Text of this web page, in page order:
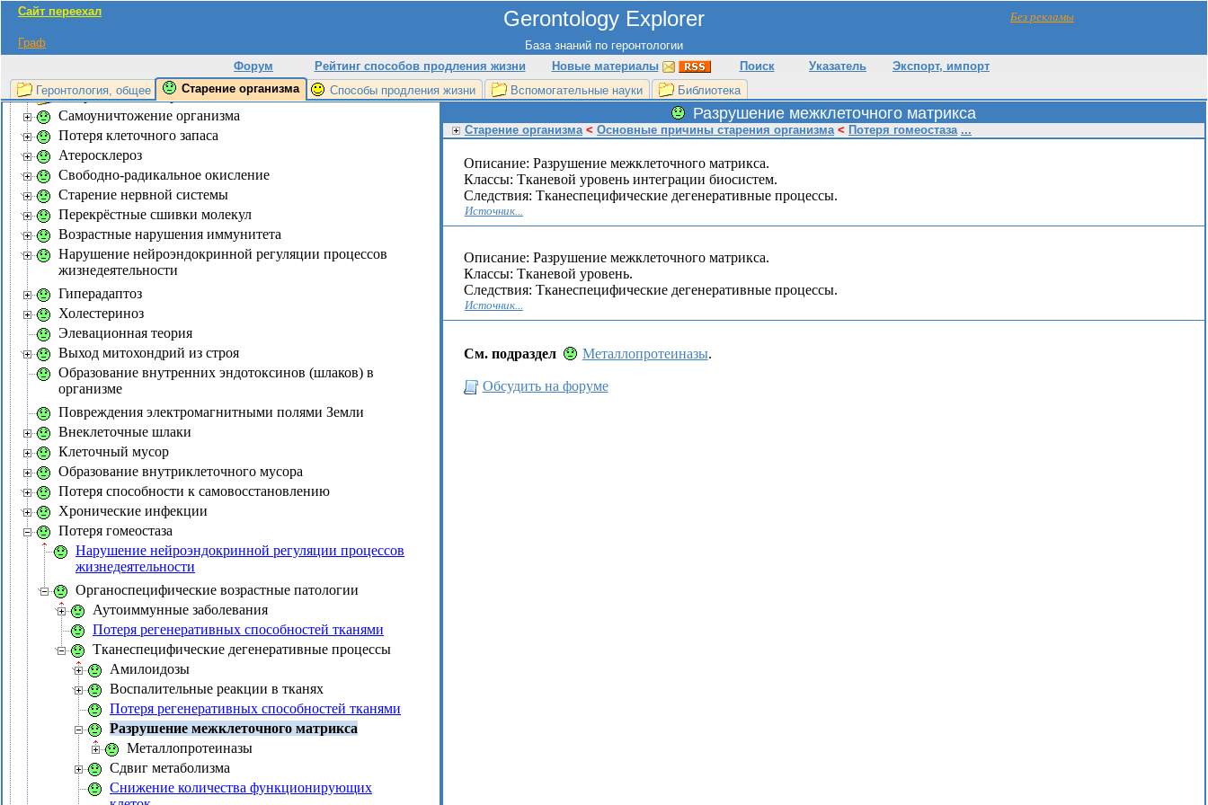
Без рекламы
Сайт переехал Gerontology Explorer
База знаний по геронтологии
Граф
Форум
Рейтинг способов продления жизни Новые материалы Поиск Указатель
Экспорт, импорт
Геронтология, общее
Старение организма Способы продления жизни Вспомогательные науки Библиотека
Возрастные болезни
Основные причины старения организма
Неправильный образ жизни
Самоуничтожение организма
Потеря клеточного запаса
Атеросклероз
Свободно-радикальное окисление
Старение нервной системы
Перекрёстные сшивки молекул
Возрастные нарушения иммунитета
Нарушение нейроэндокринной регуляции процессов
жизнедеятельности
Гиперадаптоз
Холестериноз
Элевационная теория
Выход митохондрий из строя
Образование внутренних эндотоксинов (шлаков) в
организме
Повреждения электромагнитными полями Земли
Внеклеточные шлаки
Клеточный мусор
Образование внутриклеточного мусора
Потеря способности к самовосстановлению
Хронические инфекции
Потеря гомеостаза
Нарушение нейроэндокринной регуляции процессов
жизнедеятельности
Органоспецифические возрастные патологии
Аутоиммунные заболевания
Потеря регенеративных способностей тканями
Тканеспецифические дегенеративные процессы
Амилоидозы
Воспалительные реакции в тканях
Потеря регенеративных способностей тканями
Разрушение межклеточного матрикса
Металлопротеиназы
Сдвиг метаболизма
Снижение количества функционирующих
Разрушение межклеточного матрикса
Старение организма< Основные причины старения организма< Потеря гомеостаза ...
Описание: Разрушение межклеточного матрикса.
Классы: Тканевой уровень интеграции биосистем.
Следствия: Тканеспецифические дегенеративные процессы.
Источник...
Описание: Разpушение межклеточного матрикса.
Классы: Тканевой уровень.
Следствия: Тканеспецифические дегенеративные процессы.
Источник...
См. подраздел Металлопротеиназы.
Обсудить на форуме